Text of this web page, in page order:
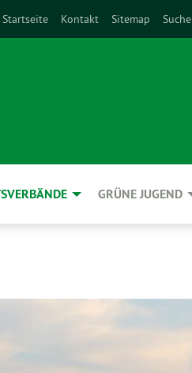
Startseite Kontakt Sitemap Suche
GRÜNE JUGEND